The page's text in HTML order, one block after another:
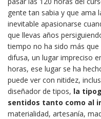
gente tan sabia y que ama
inevitable apasionarse
que llevas años
tiempo no ha sido más
difusa, un lugar impreciso
horas, ese lugar se ha
puede ver con nitidez,
diseñador de tipos, la
sentidos tanto como al
materialidad, artesanía,